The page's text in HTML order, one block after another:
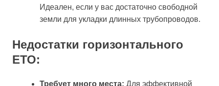
Идеален, если у вас достаточно свободной
земли для укладки длинных трубопроводов.
Недостатки горизонтального
ЕТО:
Требует много места: Для эффективной